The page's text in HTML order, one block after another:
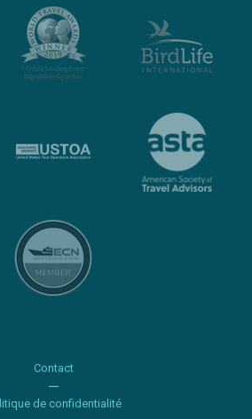
Contact
de confidentialité